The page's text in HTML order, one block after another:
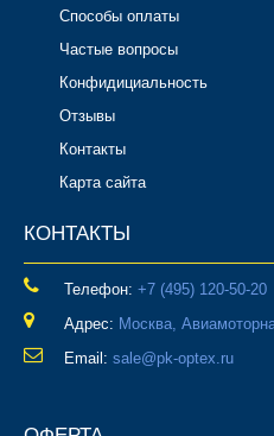
Способы оплаты
Частые вопросы
Конфидициальность
Отзывы
Контакты
Карта сайта
КОНТАКТЫ
Телефон: ‎+7 (495) 120-50-20
Адрес: Москва,
Email: sale@pk-optex.ru